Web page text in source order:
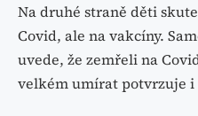
Na druhé straně děti
Covid, ale na vakcíny.
uvede, že zemřeli na
velkém umírat potvrzuje i